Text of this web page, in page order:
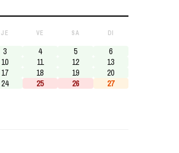
JE VE SA DI
3 4 5
6
10
11 12
13
17
18 19
20
24
25 26 27